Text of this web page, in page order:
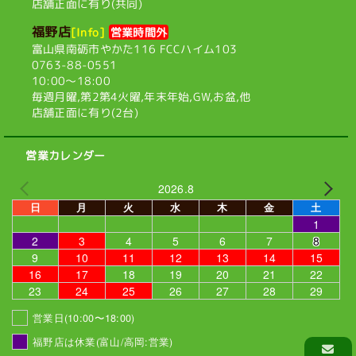
店舗正面に有り(共同)
福野店[Info] 営業時間外
富山県南砺市やかた116 FCCハイム103
0763-88-0551
10:00〜18:00
毎週月曜,第2第4火曜,年末年始,GW,お盆,他
店舗正面に有り(2台)
営業カレンダー
2026.8
日 月 火 水 木 金 土
1
2
3 4 5 6 7
8
9
10 11 12 13 14
15
16
17 18 19 20 21
22
23
24 25 26 27 28 29
営業日(10:00〜18:00)
福野店は休業(富山/高岡:営業)